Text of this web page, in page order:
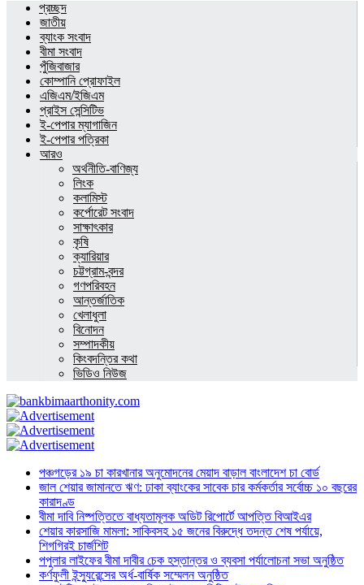
প্রচ্ছদ
জাতীয়
ব্যাংক সংবাদ
বীমা সংবাদ
পুঁজিবাজার
কোম্পানি প্রোফাইল
এজিএম/ইজিএম
প্রাইস সেন্সিটিভ
ই-পেপার ম্যাগাজিন
ই-পেপার পত্রিকা
আরও
অর্থনীতি-বাণিজ্য
লিংক
কলামিস্ট
কর্পোরেট সংবাদ
সাক্ষাৎকার
কৃষি
ক্যারিয়ার
চট্টগ্রাম-বন্দর
গণপরিবহন
আন্তর্জাতিক
খেলাধুলা
বিনোদন
সম্পাদকীয়
কিংবদন্তির কথা
ভিডিও নিউজ
পঞ্চগড়ের ১৯ চা কারখানার অনুমোদনের মেয়াদ বাড়াল বাংলাদেশ চা বোর্ড
জাল শেয়ার জামানতে ঋণ: ঢাকা ব্যাংকের সাবেক চার কর্মকর্তার সর্বোচ্চ ১০ বছরের
কারাদণ্ড
বীমা দাবি নিষ্পত্তিতে বাধ্যতামূলক অডিট রিপোর্টে আপত্তি বিআইএর
শেয়ার কারসাজি মামলা: সাকিবসহ ১৫ জনের বিরুদ্ধে তদন্ত শেষ পর্যায়ে,
শিগগিরই চার্জশিট
পপুলার লাইফের বীমা দাবীর চেক হস্তান্তর ও ব্যবসা পর্যালোচনা সভা অনুষ্ঠিত
কর্ণফুলী ইন্স্যুরেন্সের অর্ধ-বার্ষিক সম্মেলন অনুষ্ঠিত